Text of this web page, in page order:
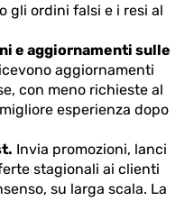
gli ordini falsi e i resi al
e aggiornamenti sulle
aggiornamenti
con meno richieste al
esperienza dopo
Invia promozioni, lanci
stagionali ai clienti
su larga scala. La